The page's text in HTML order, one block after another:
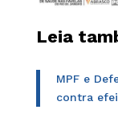
Leia
MPF e
contra